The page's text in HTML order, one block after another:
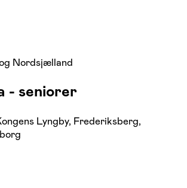
Nordsjælland
- seniorer
Lyngby, Frederiksberg,